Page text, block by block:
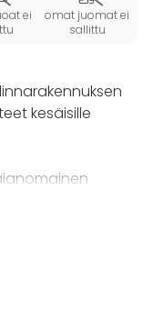
ei
omat juomat ei
sallittu
kesäisille
juhlien